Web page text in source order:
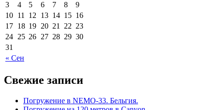
« Сен
3
4 5 6 7 8
9
10 11 12 13 14 15 16
17 18 19 20 21 22 23
24 25 26 27 28 29 30
31
Свежие записи
Погружение в NEMO-33. Бельгия.